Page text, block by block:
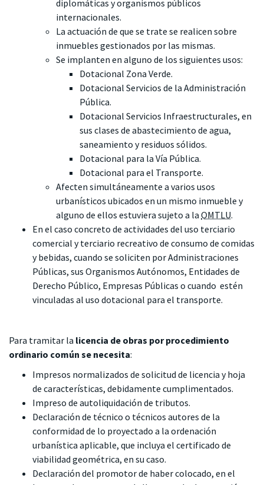
diplomáticas y organismos públicos
internacionales.
La actuación de que se trate se realicen sobre
inmuebles gestionados por las mismas.
Se implanten en alguno de los siguientes usos:
Dotacional Zona Verde.
Dotacional Servicios de la Administración
Pública.
Dotacional Servicios Infraestructurales, en
sus clases de abastecimiento de agua,
saneamiento y residuos sólidos.
Dotacional para la Vía Pública.
Dotacional para el Transporte.
Afecten simultáneamente a varios usos
urbanísticos ubicados en un mismo inmueble y
alguno de ellos estuviera sujeto a la OMTLU.
En el caso concreto de actividades del uso terciario
comercial y terciario recreativo de consumo de comidas
y bebidas, cuando se soliciten por Administraciones
Públicas, sus Organismos Autónomos, Entidades de
Derecho Público, Empresas Públicas o cuando estén
vinculadas al uso dotacional para el transporte.
Para tramitar la licencia de obras porprocedimiento
ordinario común se necesita:
Impresos normalizados de solicitud de licencia y hoja
de características, debidamente cumplimentados.
Impreso de autoliquidación de tributos.
Declaración de técnico o técnicos autores de la
conformidad de lo proyectado a la ordenación
urbanística aplicable, que incluya el certificado de
viabilidad geométrica, en su caso.
Declaración del promotor de haber colocado, en el